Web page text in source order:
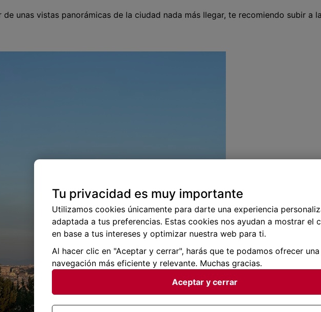
unas vistas panorámicas de la ciudad nada más llegar, te recomiendo subir a la
Tu privacidad es muy importante
Utilizamos cookies únicamente para darte una experiencia
adaptada a tus preferencias. Estas cookies nos ayudan a mostrar el
en base a tus intereses y optimizar nuestra web para ti.
Al hacer clic en "Aceptar y cerrar", harás que te podamos ofrecer una
navegación más eficiente y relevante. Muchas gracias.
Aceptar y cerrar